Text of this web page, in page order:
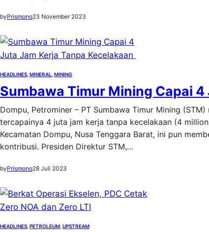
byPrismono23 November 2023
HEADLINES MINERAL MINING
Sumbawa Timur Mining Capai
Dompu, Petrominer – PT Sumbawa Timur Mining
tercapainya 4 juta jam kerja tanpa kecelakaan (4
Kecamatan Dompu, Nusa Tenggara Barat, ini pun
kontribusi. Presiden Direktur STM,…
byPrismono28 Juli 2023
HEADLINES PETROLEUM UPSTREAM